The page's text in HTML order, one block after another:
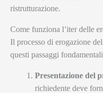
ristrutturazione.
Come funziona l’iter delle
Il processo di erogazione
questi passaggi
Presentazione del
richiedente deve